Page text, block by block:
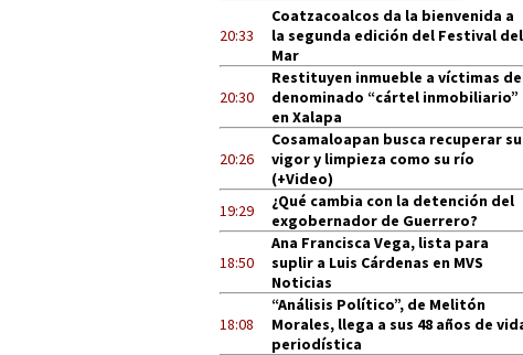
20:33
Coatzacoalcos da la bienvenida a
la segunda edición del Festival del
Mar
20:30
Restituyen inmueble a víctimas
denominado “cártel inmobiliario”
en Xalapa
20:26
Cosamaloapan busca recuperar su
vigor y limpieza como su río
(+Video)
19:29
¿Qué cambia con la detención del
exgobernador de Guerrero?
18:50
Ana Francisca Vega, lista para
suplir a Luis Cárdenas en MVS
Noticias
18:08
“Análisis Político”, de Melitón
Morales, llega a sus 48 años de
periodística